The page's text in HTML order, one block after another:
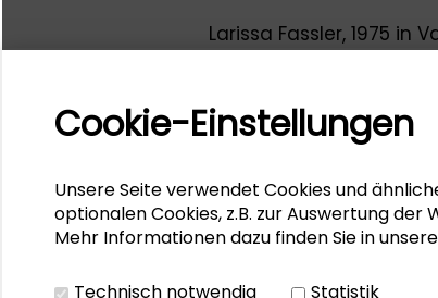
Larissa Fassler, 1975 in
Deutschland.
europäischer
Menschen, Waren und
auf. Soziale,
Cookie-Einstellungen
Unsere Seite verwendet Cookies und
optionalen Cookies, z.B. zur Auswertung der
Mehr Informationen dazu finden Sie in
Technisch notwendig Statistik